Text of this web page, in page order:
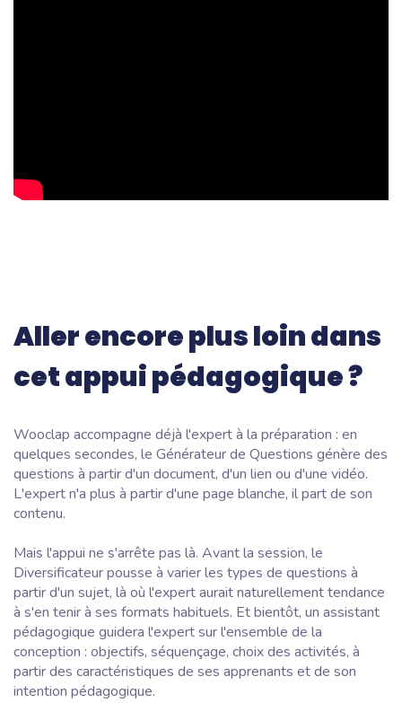
Aller encore plus loin dans
cet appui pédagogique ?
Wooclap accompagne déjà l'expert à la préparation : en
quelques secondes, le Générateur de Questions génère des
questions à partir d'un document, d'un lien ou d'une vidéo.
L'expert n'a plus à partir d'une page blanche, il part de son
contenu.
Mais l'appui ne s'arrête pas là. Avant la session, le
Diversificateur pousse à varier les types de questions à
partir d'un sujet, là où l'expert aurait naturellement tendance
à s'en tenir à ses formats habituels. Et bientôt, un assistant
pédagogique guidera l'expert sur l'ensemble de la
conception : objectifs, séquençage, choix des activités, à
partir des caractéristiques de ses apprenants et de son
intention pédagogique.